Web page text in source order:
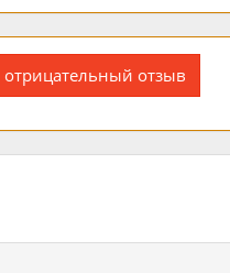
отрицательный отзыв